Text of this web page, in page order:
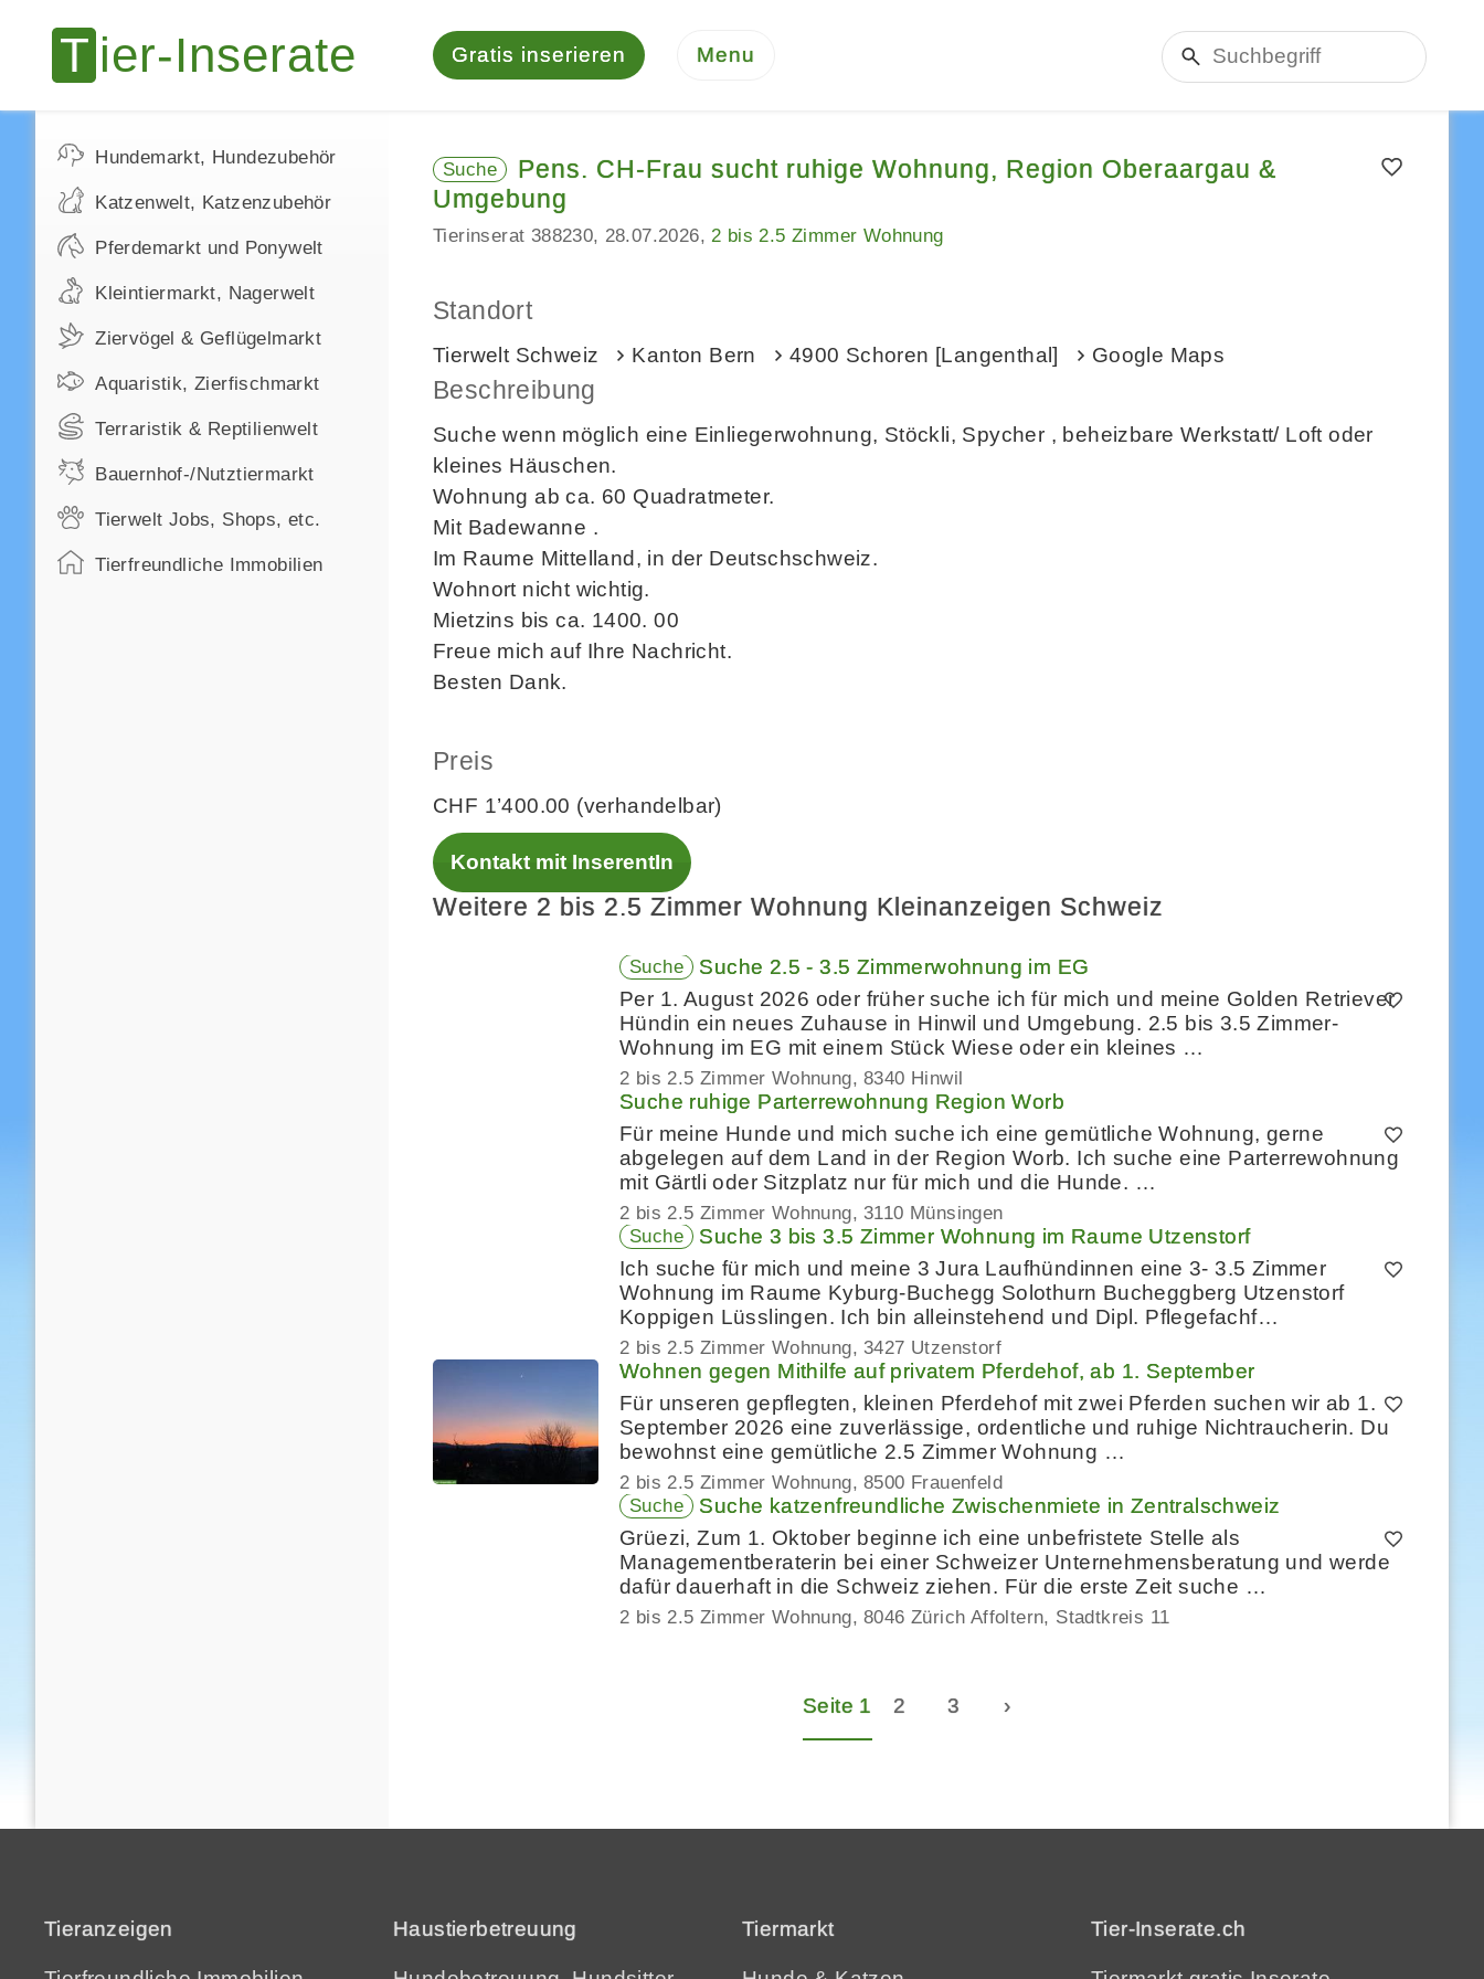
Gratis inserieren Menu
Hundemarkt, Hundezubehör
Katzenwelt, Katzenzubehör
Pferdemarkt und Ponywelt
Kleintiermarkt, Nagerwelt
Ziervögel & Geflügelmarkt
Aquaristik, Zierfischmarkt
Terraristik & Reptilienwelt
Bauernhof-/Nutztiermarkt
Tierwelt Jobs, Shops, etc.
Tierfreundliche Immobilien
Suche
Pens. CH-Frau sucht ruhige Wohnung, Region Oberaargau &
Umgebung
Tierinserat 388230 28.07.2026 2 bis 2.5 Zimmer Wohnung
Standort
Tierwelt Schweiz Kanton Bern 4900 Schoren [Langenthal] Google Maps
Beschreibung
Suche wenn möglich eine Einliegerwohnung, Stöckli, Spycher , beheizbare Werkstatt/ Loft oder
kleines Häuschen.
Wohnung ab ca. 60 Quadratmeter.
Mit Badewanne .
Im Raume Mittelland, in der Deutschschweiz.
Wohnort nicht wichtig.
Mietzins bis ca. 1400. 00
Freue mich auf Ihre Nachricht.
Besten Dank.
Preis
CHF 1’400.00 (verhandelbar)
Kontakt mit InserentIn
Weitere 2 bis 2.5 Zimmer Wohnung Kleinanzeigen Schweiz
Suche
Suche 2.5 - 3.5 Zimmerwohnung im EG
Per 1. August 2026 oder früher suche ich für mich und meine Golden Retriever
Hündin ein neues Zuhause in Hinwil und Umgebung. 2.5 bis 3.5 Zimmer-
Wohnung im EG mit einem Stück Wiese oder ein kleines …
2 bis 2.5 Zimmer Wohnung 8340 Hinwil
Suche ruhige Parterrewohnung Region Worb
Für meine Hunde und mich suche ich eine gemütliche Wohnung, gerne
abgelegen auf dem Land in der Region Worb. Ich suche eine Parterrewohnung
mit Gärtli oder Sitzplatz nur für mich und die Hunde. …
2 bis 2.5 Zimmer Wohnung 3110 Münsingen
Suche
Suche 3 bis 3.5 Zimmer Wohnung im Raume Utzenstorf
Ich suche für mich und meine 3 Jura Laufhündinnen eine 3- 3.5 Zimmer
Wohnung im Raume Kyburg-Buchegg Solothurn Bucheggberg Utzenstorf
Koppigen Lüsslingen. Ich bin alleinstehend und Dipl. Pflegefachf…
2 bis 2.5 Zimmer Wohnung 3427 Utzenstorf
Wohnen gegen Mithilfe auf privatem Pferdehof, ab 1. September
Für unseren gepflegten, kleinen Pferdehof mit zwei Pferden suchen wir ab 1.
September 2026 eine zuverlässige, ordentliche und ruhige Nichtraucherin. Du
bewohnst eine gemütliche 2.5 Zimmer Wohnung …
2 bis 2.5 Zimmer Wohnung 8500 Frauenfeld
Suche
Suche katzenfreundliche Zwischenmiete in Zentralschweiz
Grüezi, Zum 1. Oktober beginne ich eine unbefristete Stelle als
Managementberaterin bei einer Schweizer Unternehmensberatung und werde
dafür dauerhaft in die Schweiz ziehen. Für die erste Zeit suche …
2 bis 2.5 Zimmer Wohnung 8046 Zürich Affoltern, Stadtkreis 11
Seite 1 2 3 ›
Tieranzeigen Haustierbetreuung Tiermarkt Tier-Inserate.ch